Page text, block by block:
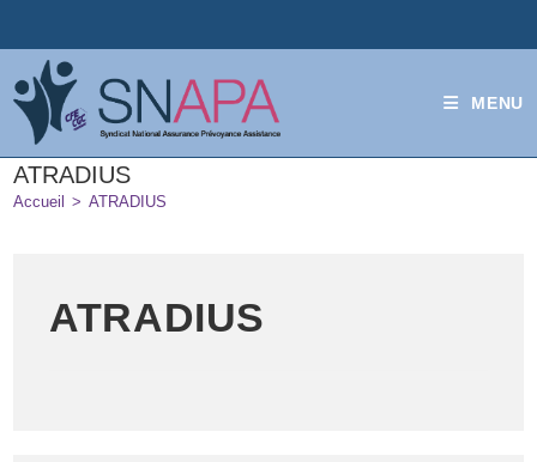
MENU
ATRADIUS
Accueil > ATRADIUS
ATRADIUS